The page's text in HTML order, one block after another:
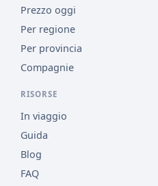
Prezzo oggi
Per regione
Per provincia
Compagnie
RISORSE
In viaggio
Guida
Blog
FAQ